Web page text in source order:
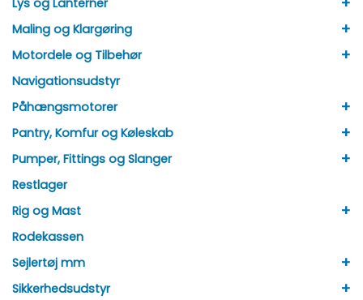
Lys og Lanterner
Maling og Klargøring +
Motordele og Tilbehør +
Navigationsudstyr
Påhængsmotorer
+
Pantry, Komfur og Køleskab +
Pumper, Fittings og Slanger +
Restlager
Rig og Mast
+
Rodekassen
Sejlertøj mm
+
Sikkerhedsudstyr +